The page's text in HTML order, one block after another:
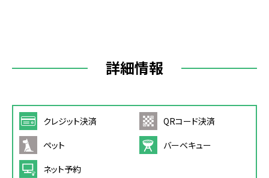
詳細情報
クレジット決済
QRコード決済
ペット
バーベキュー
ネット予約